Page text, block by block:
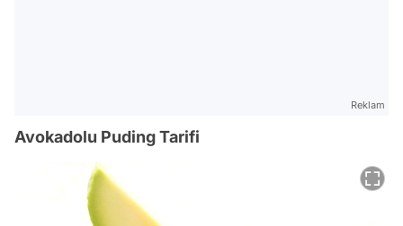
Reklam
Avokadolu Puding Tarifi